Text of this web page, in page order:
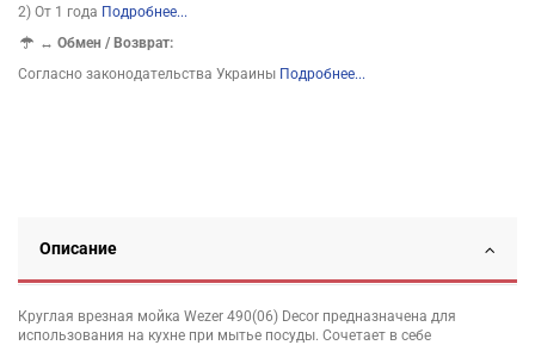
2) От 1 года Подробнее...
↔Обмен / Возврат:
Согласно законодательства Украины Подробнее...
Описание
Круглая врезная мойка Wezer 490(06) Decor предназначена для
использования на кухне при мытье посуды. Сочетает в себе